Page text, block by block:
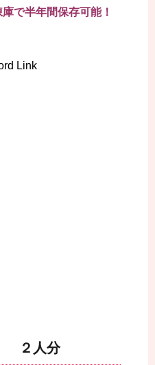
で半年間保存可能！
Link
２人分